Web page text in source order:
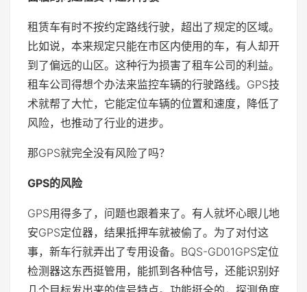
租赁车有时不按约定路线行驶，超出了规定的区域。
比如说，本来规定只能在市区内使用的车，有人却开
到了偏远的山区。这种行为损害了租车公司的利益。
租车公司得想个办法来监控车辆的行驶路线。GPS技
术就帮了大忙，它能定位车辆的位置和速度，降低了
风险，也推动了行业的进步。
那GPS就完全没有风险了吗？
GPS的风险
GPS用得多了，问题也跟着来了。有人就坏心眼儿地
安GPS定位器，结果抵押车就被偷了。为了对付这
事，新车行就弄出了专用设备。BQS-GD01GPS定位
检测器这东西挺管用，能抓到各种信号，还能识别好